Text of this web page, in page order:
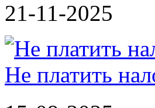
21-11-2025
Не платить